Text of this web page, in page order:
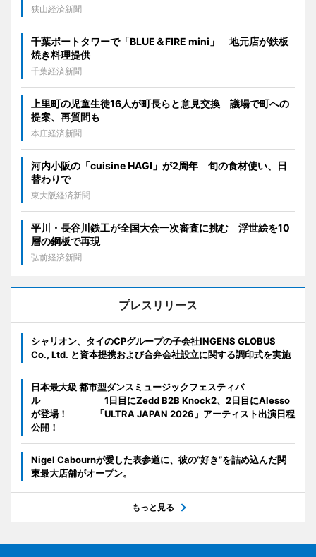
狭山経済新聞
千葉ポートタワーで「BLUE＆FIRE mini」 地元店が鉄板
焼き料理提供
千葉経済新聞
上里町の児童生徒16人が町長らと意見交換 議場で町への
提案、再質問も
本庄経済新聞
河内小阪の「cuisine HAGI」が2周年 旬の食材使い、日
替わりで
東大阪経済新聞
平川・長谷川鉄工が全国大会一次審査に挑む 浮世絵を10
層の鋼板で再現
弘前経済新聞
プレスリリース
シャリオン、タイのCPグループの子会社INGENS GLOBUS
Co., Ltd. と資本提携および合弁会社設立に関する調印式を実施
日本最大級 都市型ダンスミュージックフェスティバ
ル 1日目にZedd B2B Knock2、2日目にAlesso
が登場！ 「ULTRA JAPAN 2026」アーティスト出演日程
公開！
Nigel Cabournが愛した表参道に、彼の“好き”を詰め込んだ関
東最大店舗がオープン。
もっと見る